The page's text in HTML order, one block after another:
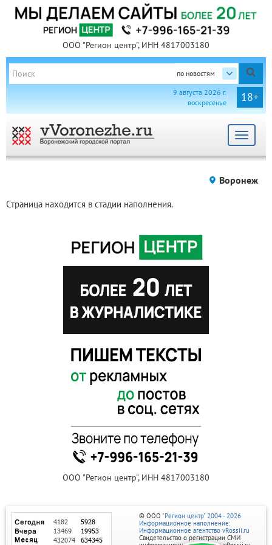
ООО "Регион центр", ИНН 4817003180
по новостям
18+
9 августа 2026 г.
воскресенье
Toggle
Воронеж
Страница находится в стадии наполнения.
ООО "Регион центр", ИНН 4817003180
© ООО "Регион центр" 2004 - 2026
Информационное наполнение:
Информационное агентство vRossii.ru
Свидетельство о регистрации СМИ